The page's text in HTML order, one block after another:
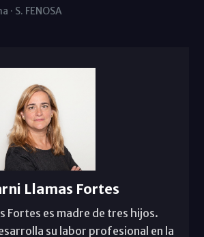
· S. FENOSA
Llamas Fortes
Fortes es madre de tres hijos.
su labor profesional en la